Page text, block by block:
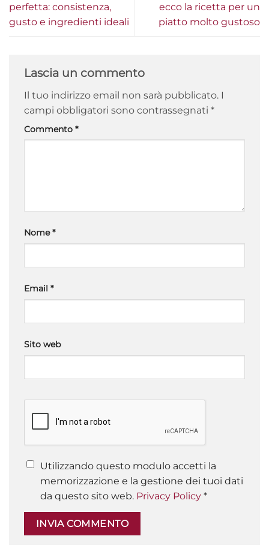
perfetta: consistenza,
gusto e ingredienti ideali
ecco la ricetta per un
piatto molto gustoso
Lascia un commento
Il tuo indirizzo email non sarà pubblicato. I
campi obbligatori sono contrassegnati *
Commento *
Nome*
Email *
Sito web
Utilizzando questo modulo accetti la
memorizzazione e la gestione dei tuoi dati
da questo sito web. Privacy Policy *